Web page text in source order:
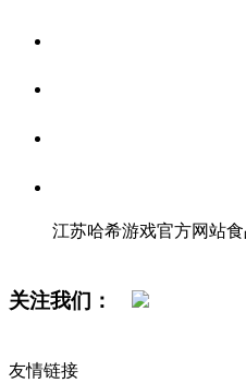
江苏哈希游戏官方网站
关注我们：
友情链接